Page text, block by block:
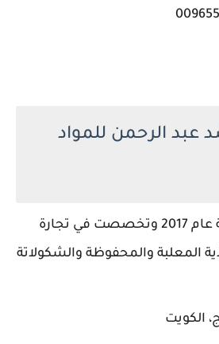
عبد الرحمن للمواد
تأسست هذه الشركة عام 2017 وتخصصت في تجارة
المعلبة والمحفوظة والشكولاتة
الكويت